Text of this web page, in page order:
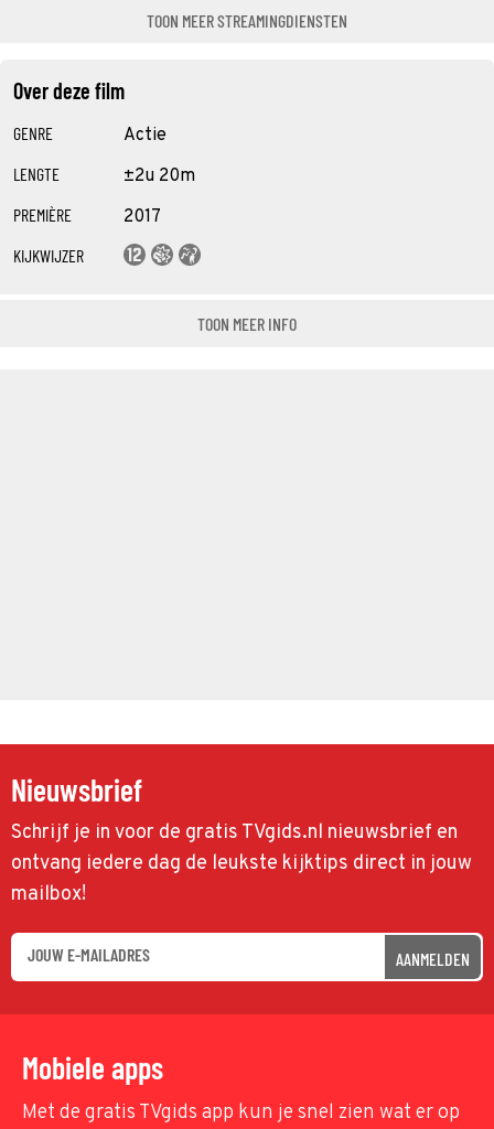
Over deze film
GENRE Actie
LENGTE ±2u 20m
PREMIÈRE 2017
KIJKWIJZER
TOON MEER INFO
TOON MEER STREAMINGDIENSTEN
Nieuwsbrief
Schrijf je in voor de gratis TVgids.nl nieuwsbrief en
ontvang iedere dag de leukste kijktips direct in jouw
mailbox!
AANMELDEN
Mobiele apps
Met de gratis TVgids app kun je snel zien wat er op